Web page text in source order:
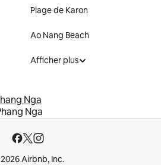
Plage de Karon
Ao Nang Beach
Afficher plus
Nga
Nga
Airbnb, Inc.